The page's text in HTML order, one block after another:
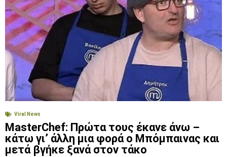
Viral News
MasterChef: Πρώτα τους έκανε άνω –
κάτω γι’ άλλη μια φορά ο Μπόμπαινας και
μετά βγήκε ξανά στον τάκο